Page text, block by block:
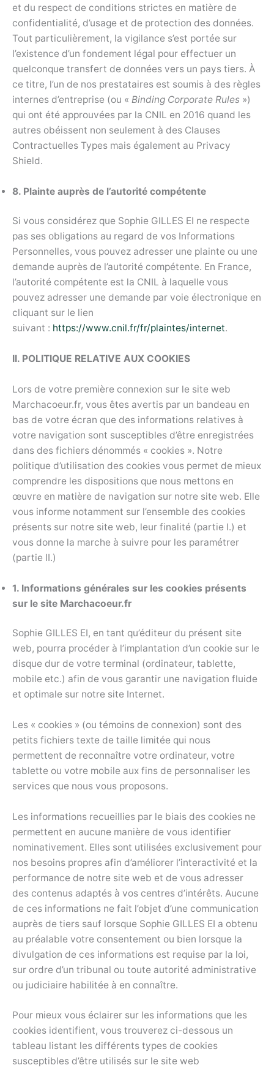
et du respect de conditions strictes en matière de
confidentialité, d’usage et de protection des données.
Tout particulièrement, la vigilance s’est portée sur
l’existence d’un fondement légal pour effectuer un
quelconque transfert de données vers un pays tiers. À
ce titre, l’un de nos prestataires est soumis à des règles
internes d’entreprise (ou « Binding Corporate Rules »)
qui ont été approuvées par la CNIL en 2016 quand les
autres obéissent non seulement à des Clauses
Contractuelles Types mais également au Privacy
Shield.
8. Plainte auprès de l’autorité compétente
Si vous considérez que Sophie GILLES EI ne respecte
pas ses obligations au regard de vos Informations
Personnelles, vous pouvez adresser une plainte ou une
demande auprès de l’autorité compétente. En France,
l’autorité compétente est la CNIL à laquelle vous
pouvez adresser une demande par voie électronique en
cliquant sur le lien
suivant : https://www.cnil.fr/fr/plaintes/internet.
II. POLITIQUE RELATIVE AUX COOKIES
Lors de votre première connexion sur le site web
Marchacoeur.fr, vous êtes avertis par un bandeau en
bas de votre écran que des informations relatives à
votre navigation sont susceptibles d’être enregistrées
dans des fichiers dénommés « cookies ». Notre
politique d’utilisation des cookies vous permet de mieux
comprendre les dispositions que nous mettons en
œuvre en matière de navigation sur notre site web. Elle
vous informe notamment sur l’ensemble des cookies
présents sur notre site web, leur finalité (partie I.) et
vous donne la marche à suivre pour les paramétrer
(partie II.)
1. Informations générales sur les cookies présents
sur le site Marchacoeur.fr
Sophie GILLES EI, en tant qu’éditeur du présent site
web, pourra procéder à l’implantation d’un cookie sur le
disque dur de votre terminal (ordinateur, tablette,
mobile etc.) afin de vous garantir une navigation fluide
et optimale sur notre site Internet.
Les « cookies » (ou témoins de connexion) sont des
petits fichiers texte de taille limitée qui nous
permettent de reconnaître votre ordinateur, votre
tablette ou votre mobile aux fins de personnaliser les
services que nous vous proposons.
Les informations recueillies par le biais des cookies ne
permettent en aucune manière de vous identifier
nominativement. Elles sont utilisées exclusivement pour
nos besoins propres afin d’améliorer l’interactivité et la
performance de notre site web et de vous adresser
des contenus adaptés à vos centres d’intérêts. Aucune
de ces informations ne fait l’objet d’une communication
auprès de tiers sauf lorsque Sophie GILLES EI a obtenu
au préalable votre consentement ou bien lorsque la
divulgation de ces informations est requise par la loi,
sur ordre d’un tribunal ou toute autorité administrative
ou judiciaire habilitée à en connaître.
Pour mieux vous éclairer sur les informations que les
cookies identifient, vous trouverez ci-dessous un
tableau listant les différents types de cookies
susceptibles d’être utilisés sur le site web